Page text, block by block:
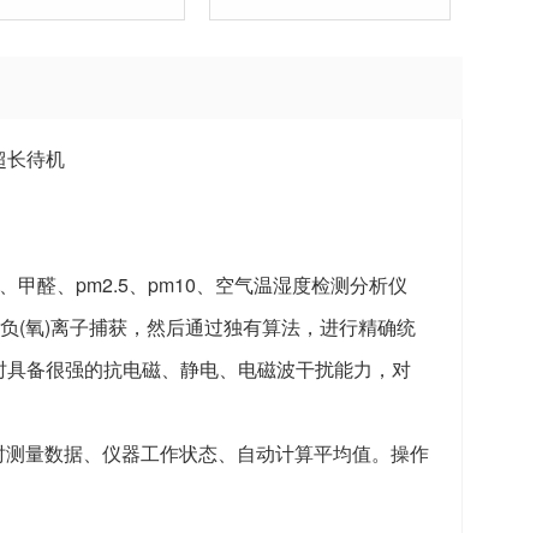
长待机
甲醛、pm2.5、pm10、空气温湿度检测分析仪
(氧)离子捕获，然后通过独有算法，进行精确统
备很强的抗电磁、静电、电磁波干扰能力，对
量数据、仪器工作状态、自动计算平均值。操作